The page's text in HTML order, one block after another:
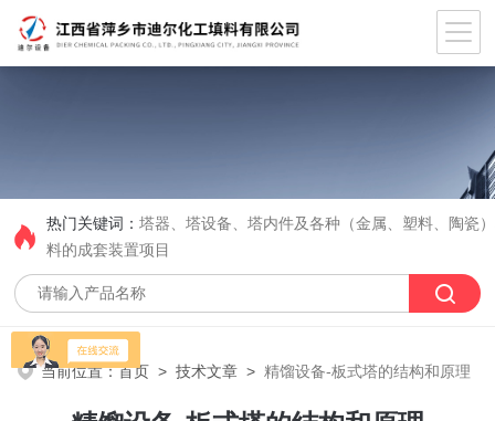
热门关键词：塔器、塔设备、塔内件及各种（金属、塑料、陶瓷
料的成套装置项目
当前位置：首页 >技术文章 >精馏设备-板式塔的结构和原理